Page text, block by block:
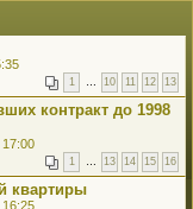
1 … 10 11 12 13
контракт до 1998
1 … 13 14 15 16
квартиры